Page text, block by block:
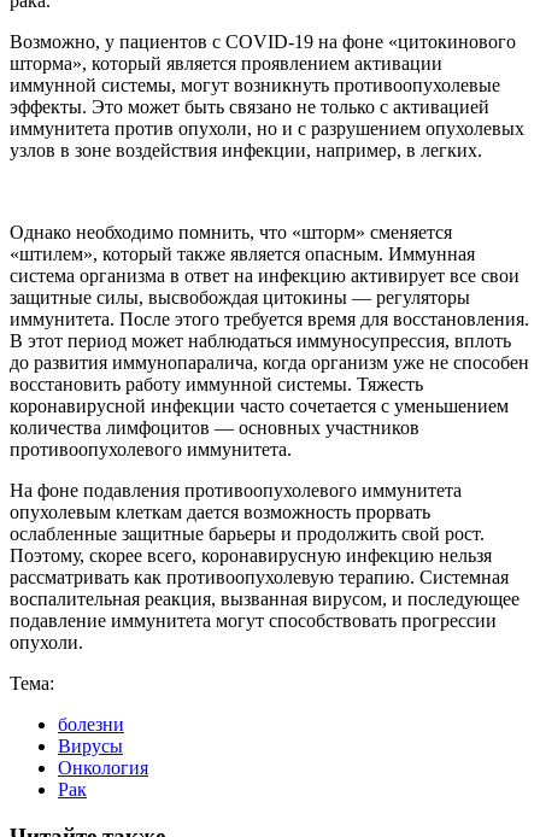
Возможно, у пациентов с COVID-19 на фоне «цитокинового
шторма», который является проявлением активации
иммунной системы, могут возникнуть противоопухолевые
эффекты. Это может быть связано не только с активацией
иммунитета против опухоли, но и с разрушением опухолевых
узлов в зоне воздействия инфекции, например, в легких.
Однако необходимо помнить, что «шторм» сменяется
«штилем», который также является опасным. Иммунная
система организма в ответ на инфекцию активирует все свои
защитные силы, высвобождая цитокины — регуляторы
иммунитета. После этого требуется время для восстановления.
В этот период может наблюдаться иммуносупрессия, вплоть
до развития иммунопаралича, когда организм уже не способен
восстановить работу иммунной системы. Тяжесть
коронавирусной инфекции часто сочетается с уменьшением
количества лимфоцитов — основных участников
противоопухолевого иммунитета.
На фоне подавления противоопухолевого иммунитета
опухолевым клеткам дается возможность прорвать
ослабленные защитные барьеры и продолжить свой рост.
Поэтому, скорее всего, коронавирусную инфекцию нельзя
рассматривать как противоопухолевую терапию. Системная
воспалительная реакция, вызванная вирусом, и последующее
подавление иммунитета могут способствовать прогрессии
опухоли.
Тема:
болезни
Вирусы
Онкология
Рак